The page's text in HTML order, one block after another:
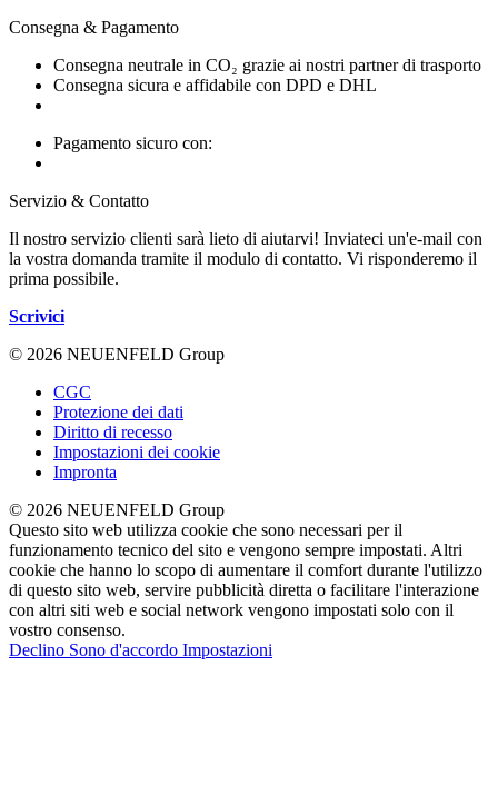
Consegna & Pagamento
Consegna neutrale in CO₂ grazie ai nostri partner di trasporto
Consegna sicura e affidabile con DPD e DHL
Pagamento sicuro con:
Servizio & Contatto
Il nostro servizio clienti sarà lieto di aiutarvi! Inviateci un'e-mail con
la vostra domanda tramite il modulo di contatto. Vi risponderemo il
prima possibile.
Scrivici
© 2026 NEUENFELD Group
CGC
Protezione dei dati
Diritto di recesso
Impostazioni dei cookie
Impronta
© 2026 NEUENFELD Group
Questo sito web utilizza cookie che sono necessari per il
funzionamento tecnico del sito e vengono sempre impostati. Altri
cookie che hanno lo scopo di aumentare il comfort durante l'utilizzo
di questo sito web, servire pubblicità diretta o facilitare l'interazione
con altri siti web e social network vengono impostati solo con il
vostro consenso.
Declino Sono d'accordo Impostazioni